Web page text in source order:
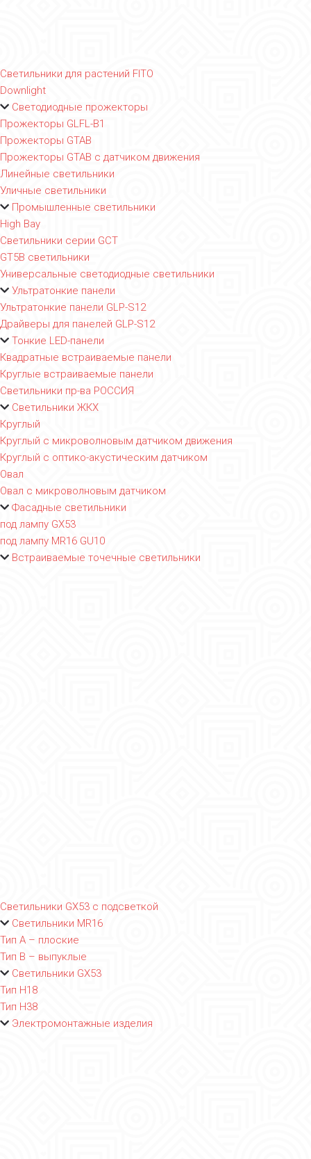
Светильники для растений FITO
Downlight
Светодиодные прожекторы
Прожекторы GLFL-B1
Прожекторы GTAB
Прожекторы GTAB с датчиком движения
Линейные светильники
Уличные светильники
Промышленные светильники
High Bay
Светильники серии GCT
GT5B светильники
Универсальные светодиодные светильники
Ультратонкие панели
Ультратонкие панели GLP-S12
Драйверы для панелей GLP-S12
Тонкие LED-панели
Квадратные встраиваемые панели
Круглые встраиваемые панели
Светильники пр-ва РОССИЯ
Светильники ЖКХ
Круглый
Круглый с микроволновым датчиком движения
Круглый с оптико-акустическим датчиком
Овал
Овал с микроволновым датчиком
Фасадные светильники
под лампу GX53
под лампу MR16 GU10
Встраиваемые точечные светильники
Светильники GX53 с подсветкой
Светильники MR16
Тип A – плоские
Тип B – выпуклые
Светильники GX53
Тип Н18
Тип Н38
Электромонтажные изделия